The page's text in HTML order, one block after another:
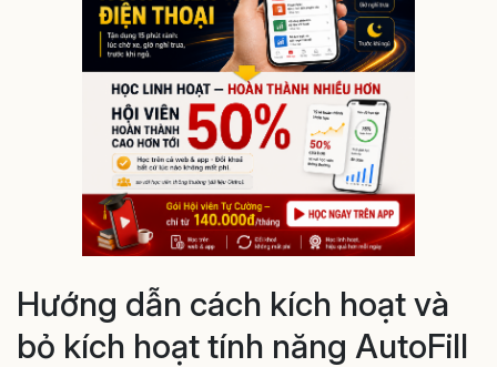
Hướng dẫn cách kích hoạt và
bỏ kích hoạt tính năng AutoFill